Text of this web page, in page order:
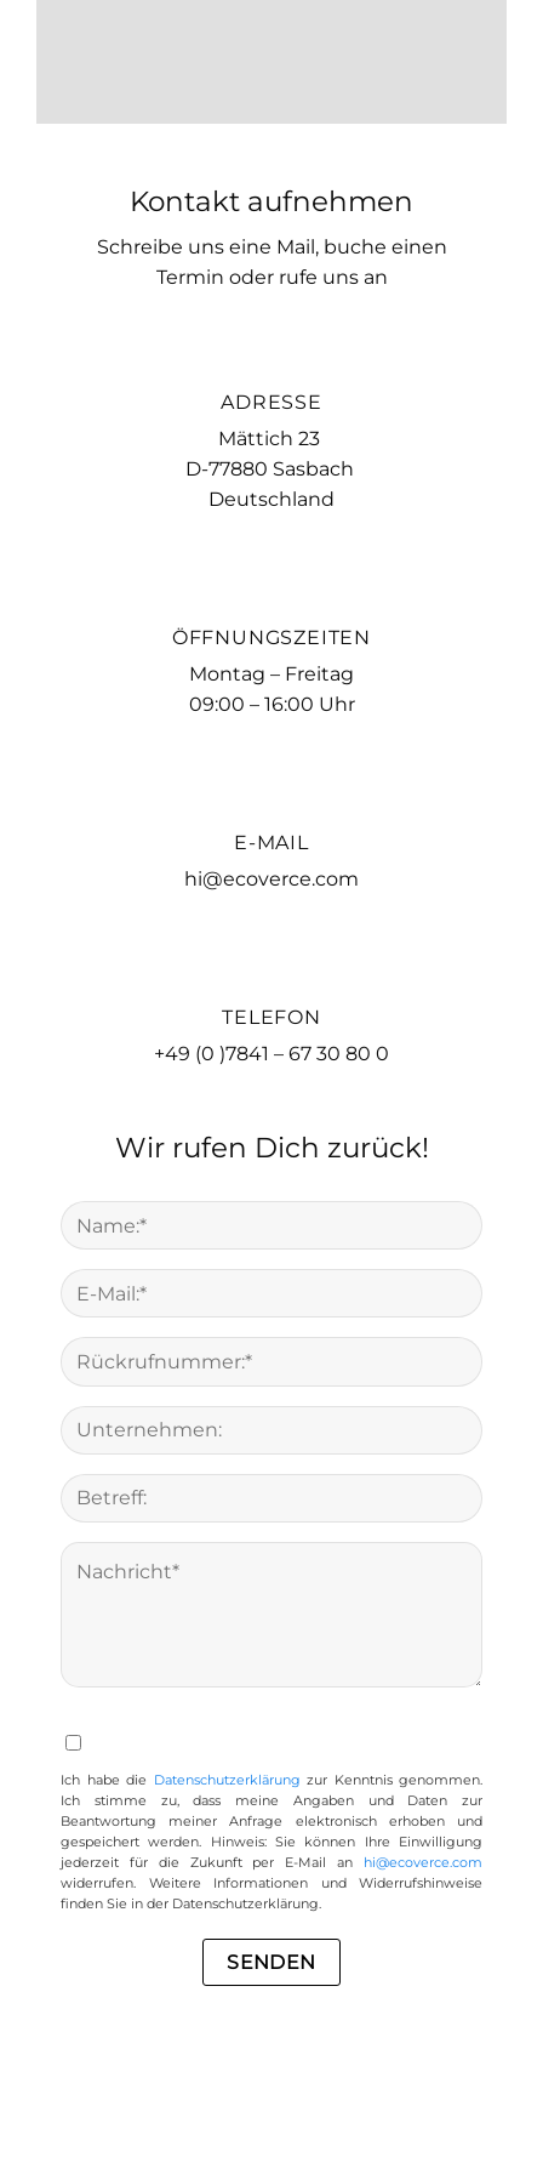
Kontakt aufnehmen
Schreibe uns eine Mail, buche einen
Termin oder rufe uns an
ADRESSE
Mättich 23
D-77880 Sasbach
Deutschland
ÖFFNUNGSZEITEN
Montag – Freitag
09:00 – 16:00 Uhr
E-MAIL
hi@ecoverce.com
TELEFON
+49 (0 )7841 – 67 30 80 0
Wir rufen Dich zurück!
Ich habe die Datenschutzerklärung zur Kenntnis genommen.
Ich stimme zu, dass meine Angaben und Daten zur
Beantwortung meiner Anfrage elektronisch erhoben und
gespeichert werden. Hinweis: Sie können Ihre Einwilligung
jederzeit für die Zukunft per E-Mail an hi@ecoverce.com
widerrufen. Weitere Informationen und Widerrufshinweise
finden Sie in der Datenschutzerklärung.